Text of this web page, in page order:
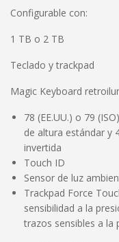
Configurable con:
1 TB o 2 TB
Teclado y trackpad
Magic Keyboard
78 (EE.UU.) o 79
de altura estándar y
invertida
Touch ID
Sensor de luz
Trackpad Force
sensibilidad a la
trazos sensibles a la